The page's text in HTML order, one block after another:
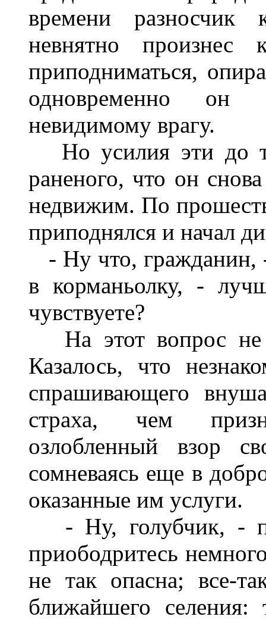
времени разносчик
невнятно произнес
приподниматься,
одновременно он
невидимому врагу.
Но усилия эти до
раненого, что он
недвижим. По
приподнялся и начал
- Ну что, гражданин,
в корманьолку, -
чувствуете?
На этот вопрос не
Казалось, что
спрашивающего
страха, чем
озлобленный взор
сомневаясь еще в
оказанные им услуги.
- Ну, голубчик, -
приободритесь
не так опасна; все-
ближайшего селения: